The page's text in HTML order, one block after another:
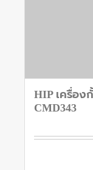
HIP เครื่อง
CMD343